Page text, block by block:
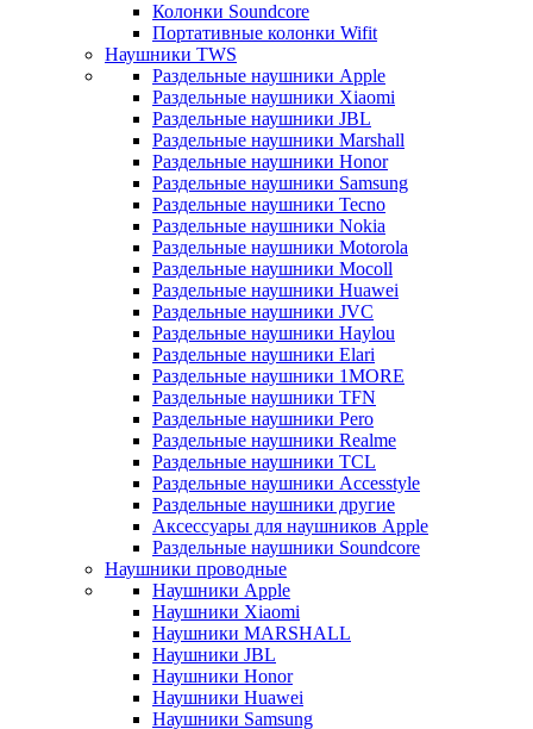
Колонки Soundcore
Портативные колонки Wifit
Наушники TWS
Раздельные наушники Apple
Раздельные наушники Xiaomi
Раздельные наушники JBL
Раздельные наушники Marshall
Раздельные наушники Honor
Раздельные наушники Samsung
Раздельные наушники Tecno
Раздельные наушники Nokia
Раздельные наушники Motorola
Раздельные наушники Mocoll
Раздельные наушники Huawei
Раздельные наушники JVC
Раздельные наушники Haylou
Раздельные наушники Elari
Раздельные наушники 1MORE
Раздельные наушники TFN
Раздельные наушники Pero
Раздельные наушники Realme
Раздельные наушники TCL
Раздельные наушники Accesstyle
Раздельные наушники другие
Аксессуары для наушников Apple
Раздельные наушники Soundcore
Наушники проводные
Наушники Apple
Наушники Xiaomi
Наушники MARSHALL
Наушники JBL
Наушники Honor
Наушники Huawei
Наушники Samsung